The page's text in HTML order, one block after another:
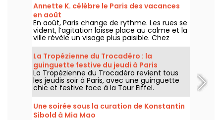
Annette K. célèbre le Paris des vacances
en août
En août, Paris change de rythme. Les rues se
vident, l’agitation laisse place au calme et la
ville révèle un visage plus paisible. Chez
Annette K., on profite de cette parenthèse
unique pour prolonger l’esprit des vacances,
les pieds presque dans l’eau, avant le retour
à la rentrée.
La Tropézienne du Trocadéro : la
guinguette festive du jeudi à Paris
La Tropézienne du Trocadéro revient tous
les jeudis soir à Paris, avec une guinguette
chic et festive face à la Tour Eiffel.
Une soirée sous la curation de Konstantin
Sibold à Mia Mao